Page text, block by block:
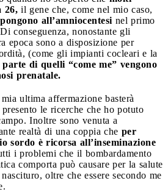
26, il gene che, come nel mio caso,
all’amniocentesi nel primo
conseguenza, nonostante gli
epoca sono a disposizione per
(come gli impianti cocleari e la
parte di quelli “come me” vengono
prenatale.
ultima affermazione basterà
le ricerche che ho potuto
Inoltre sono venuta a
realtà di una coppia che per
sordo è ricorsa all’inseminazione
i problemi che il bombardamento
comporta può causare per la salute
oltre che essere secondo me